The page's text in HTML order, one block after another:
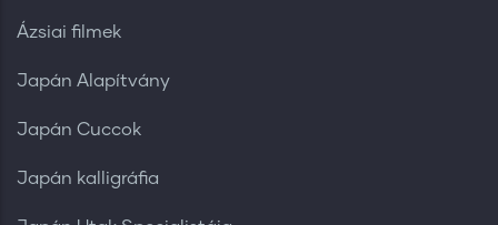
Ázsiai filmek
Japán Alapítvány
Japán Cuccok
Japán kalligráfia